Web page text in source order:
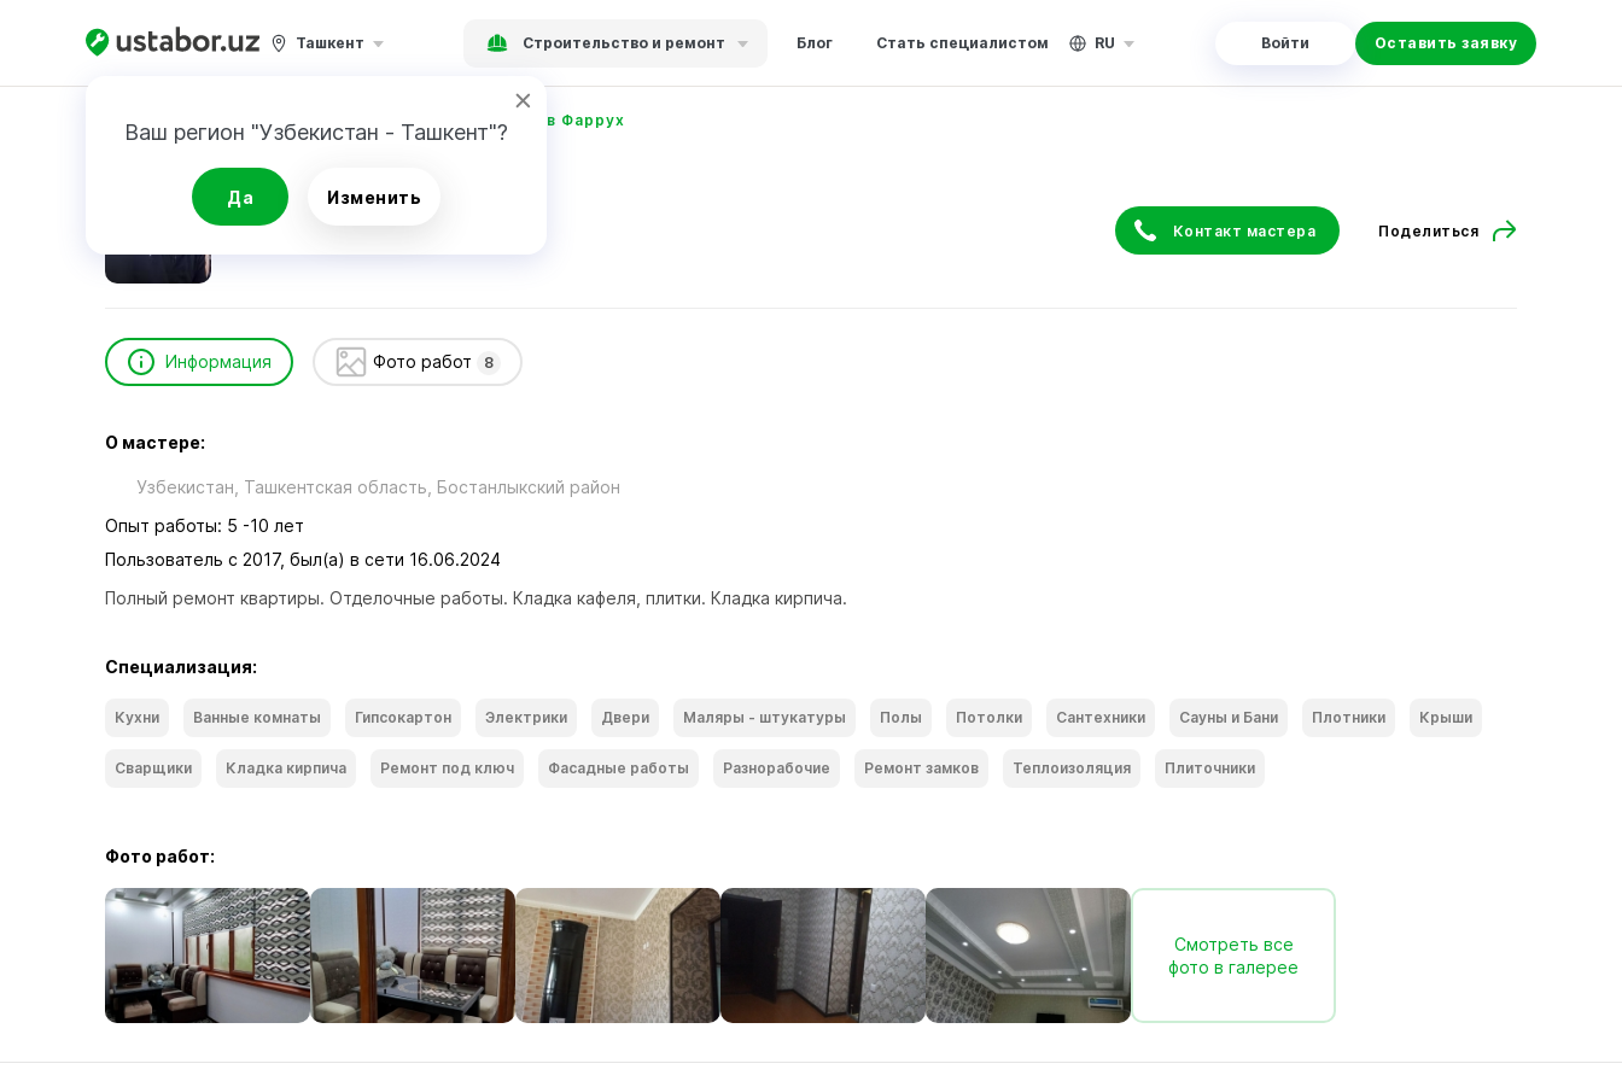
Ташкент Строительство и ремонт Блог Стать специалистом RU Войти Оставить заявку
Ваш регион "Узбекистан - Ташкент"?
Да Изменить
Главная Строительство и ремонт Юлдашев Фаррух
Юлдашев Фаррух
Контакт мастера Поделиться
Информация Фото работ 8
О мастере:
Узбекистан, Ташкентская область, Бостанлыкский район
Опыт работы: 5 -10 лет
Пользователь с 2017, был(а) в сети 16.06.2024
Полный ремонт квартиры. Отделочные работы. Кладка кафеля, плитки. Кладка кирпича.
Специализация:
Кухни Ванные комнаты Гипсокартон Электрики Двери Маляры - штукатуры Полы Потолки Сантехники Сауны и Бани Плотники Крыши
Сварщики Кладка кирпича Ремонт под ключ Фасадные работы Разнорабочие Ремонт замков Теплоизоляция Плиточники
Фото работ:
Смотреть все
фото в галерее